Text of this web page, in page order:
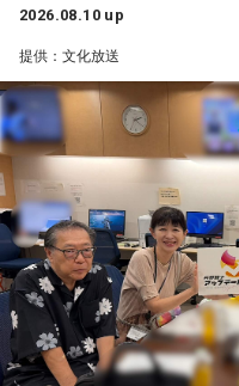
古谷「すべて保管しておく
ですけど生ゴミとかはそれ
てられない。書類も捨て
倉庫とか買ってるんです」
鎌田「この身辺整理の中で
って戸惑った時には、ボ
て。これは、この頃1年間
いないけども、二軍の領
たら。なんか、あの買っ
孫やなんかが来た時にこ
ていうふうにして」
■監修者プロフィール：草
池袋占い館セレーネ所属
件数は若い女性を中心に
リの監修も手がける。ま
もしており、芸能関係者の
Webサイト： https://
YouTube：https://
2026.08.10 up
提供：文化放送